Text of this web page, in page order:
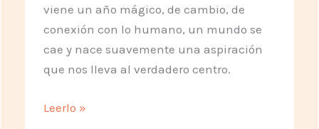
viene un año mágico, de cambio, de
conexión con lo humano, un mundo se
cae y nace suavemente una aspiración
que nos lleva al verdadero centro.
Un
Leerlo »